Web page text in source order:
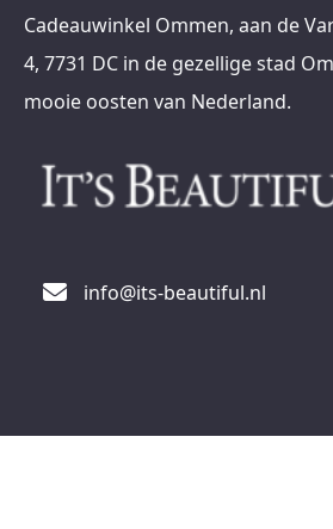
Cadeauwinkel Ommen, aan de
4, 7731 DC in de gezellige stad
mooie oosten van Nederland.
info@its-beautiful.nl